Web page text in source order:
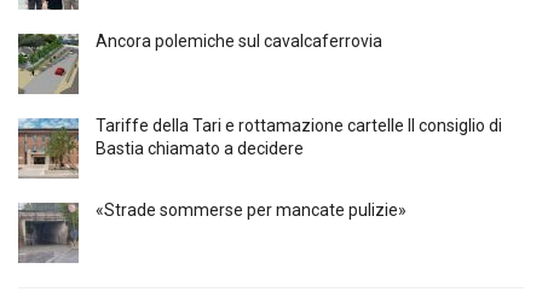
Ancora polemiche sul cavalcaferrovia
Tariffe della Tari e rottamazione cartelle Il consiglio di
Bastia chiamato a decidere
«Strade sommerse per mancate pulizie»